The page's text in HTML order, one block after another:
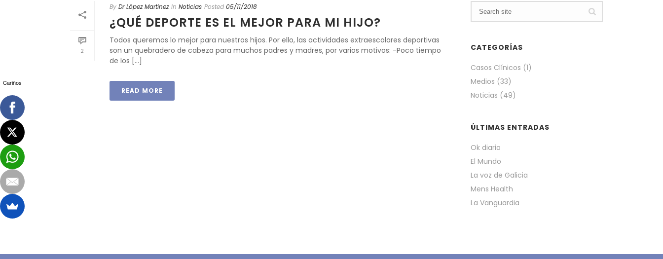
2
By Dr López Martinez In Noticias Posted 05/11/2018
¿QUÉ DEPORTE ES EL MEJOR PARA MI HIJO?
Todos queremos lo mejor para nuestros hijos. Por ello, las actividades extraescolares deportivas
son un quebradero de cabeza para muchos padres y madres, por varios motivos: -Poco tiempo
de los [...]
READ MORE
CATEGORÍAS
Casos Clínicos (1)
Medios (33)
Noticias (49)
ÚLTIMAS ENTRADAS
Ok diario
El Mundo
La voz de Galicia
Mens Health
La Vanguardia
Cariños